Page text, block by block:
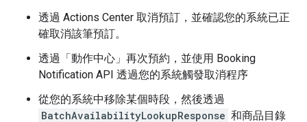
透過 Actions Center 取消預訂，並確認您的系統已正
確取消該筆預訂。
透過「動作中心」再次預約，並使用 Booking
Notification API 透過您的系統觸發取消程序
從您的系統中移除某個時段，然後透過
BatchAvailabilityLookupResponse 和商品目錄